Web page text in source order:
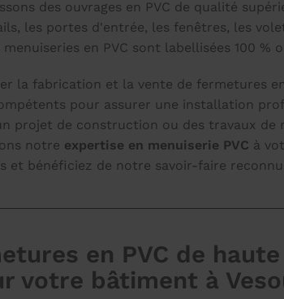
des ouvrages en PVC de qualité
les portes d'entrée, les fenêtres, les
en PVC sont labellisées 100 %
la fabrication et la vente de fermetures
pour assurer une installation
projet de construction ou des travaux de
notre expertise en menuiserie PVC à
et bénéficiez de notre savoir-faire
en PVC de
votre bâtiment à